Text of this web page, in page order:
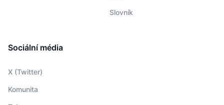
Slovník
Sociální média
X (Twitter)
Komunita